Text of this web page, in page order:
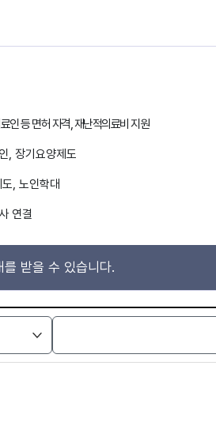
인 등 면허 자격, 재난적의료비 지원
, 장기요양제도
, 노인학대
연결
받을 수 있습니다.